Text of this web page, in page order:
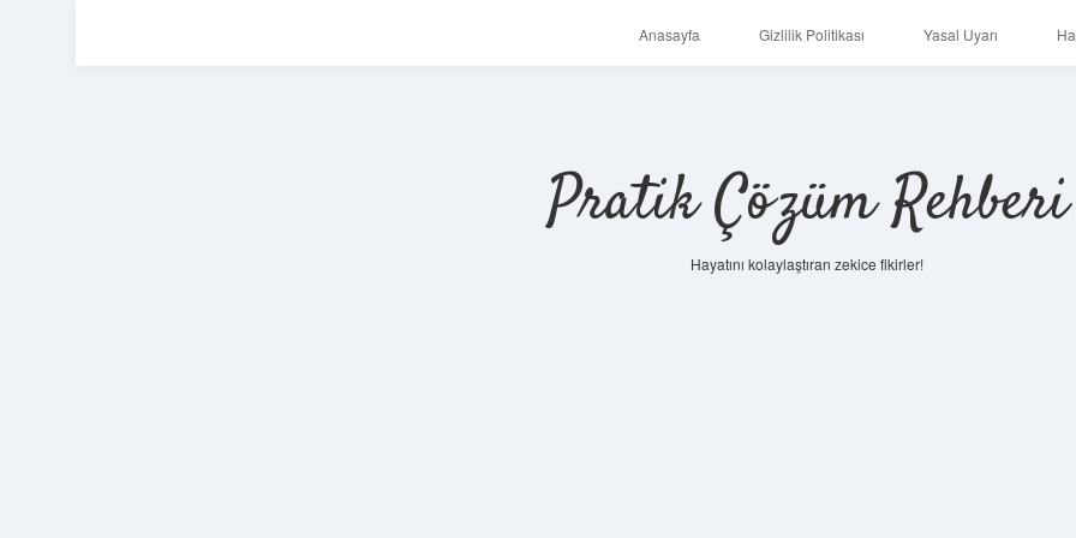
Anasayfa Gizlilik Politikası Yasal Uyarı
Pratik Çözüm Rehberi
Hayatını kolaylaştıran zekice fikirler!